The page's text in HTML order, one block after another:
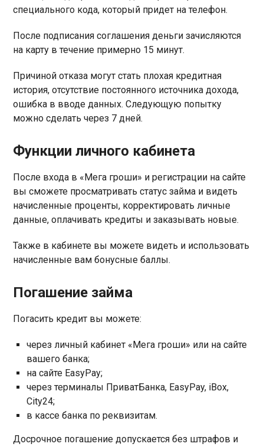
специального кода, который придет на телефон.
После подписания соглашения деньги зачисляются
на карту в течение примерно 15 минут.
Причиной отказа могут стать плохая кредитная
история, отсутствие постоянного источника дохода,
ошибка в вводе данных. Следующую попытку
можно сделать через 7 дней.
Функции личного кабинета
После входа в «Мега гроши» и регистрации на сайте
вы сможете просматривать статус займа и видеть
начисленные проценты, корректировать личные
данные, оплачивать кредиты и заказывать новые.
Также в кабинете вы можете видеть и использовать
начисленные вам бонусные баллы.
Погашение займа
Погасить кредит вы можете:
через личный кабинет «Мега гроши» или на сайте
вашего банка;
на сайте EasyPay;
через терминалы ПриватБанка, EasyPay, iBox,
City24;
в кассе банка по реквизитам.
Досрочное погашение допускается без штрафов и